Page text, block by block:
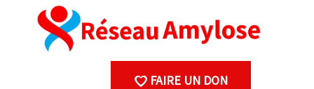
FAIRE UN DON